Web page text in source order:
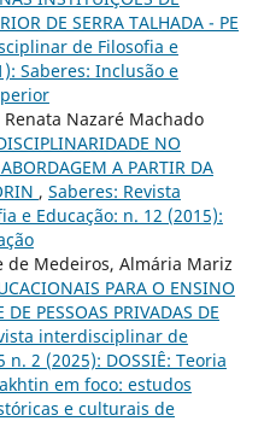
DE SERRA TALHADA - PE
de Filosofia e
Saberes: Inclusão e
Nazaré Machado
NO
A PARTIR DA
, Saberes: Revista
e Educação: n. 12 (2015):
Medeiros, Almária Mariz
PARA O ENSINO
PESSOAS PRIVADAS DE
interdisciplinar de
n. 2 (2025): DOSSIÊ: Teoria
em foco: estudos
e culturais de